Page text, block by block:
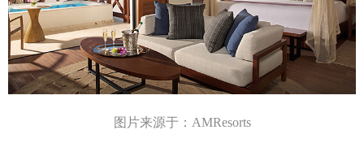
图片来源于： AMResorts